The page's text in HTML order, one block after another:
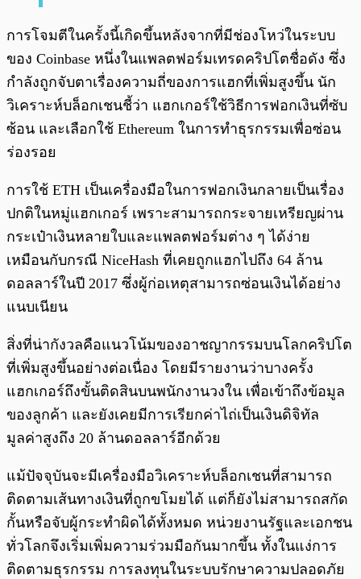
การโจมตีในครั้งนี้เกิดขึ้นหลังจากที่มีช่องโหว่ในระบบ
ของ Coinbase หนึ่งในแพลตฟอร์มเทรดคริปโตชื่อดัง ซึ่ง
กำลังถูกจับตาเรื่องความถี่ของการแฮกที่เพิ่มสูงขึ้น นัก
วิเคราะห์บล็อกเชนชี้ว่า แฮกเกอร์ใช้วิธีการฟอกเงินที่ซับ
ซ้อน และเลือกใช้ Ethereum ในการทำธุรกรรมเพื่อซ่อน
ร่องรอย
การใช้ ETH เป็นเครื่องมือในการฟอกเงินกลายเป็นเรื่อง
ปกติในหมู่แฮกเกอร์ เพราะสามารถกระจายเหรียญผ่าน
กระเป๋าเงินหลายใบและแพลตฟอร์มต่าง ๆ ได้ง่าย
เหมือนกับกรณี NiceHash ที่เคยถูกแฮกไปถึง 64 ล้าน
ดอลลาร์ในปี 2017 ซึ่งผู้ก่อเหตุสามารถซ่อนเงินได้อย่าง
แนบเนียน
สิ่งที่น่ากังวลคือแนวโน้มของอาชญากรรมบนโลกคริปโต
ที่เพิ่มสูงขึ้นอย่างต่อเนื่อง โดยมีรายงานว่าบางครั้ง
แฮกเกอร์ถึงขั้นติดสินบนพนักงานวงใน เพื่อเข้าถึงข้อมูล
ของลูกค้า และยังเคยมีการเรียกค่าไถ่เป็นเงินดิจิทัล
มูลค่าสูงถึง 20 ล้านดอลลาร์อีกด้วย
แม้ปัจจุบันจะมีเครื่องมือวิเคราะห์บล็อกเชนที่สามารถ
ติดตามเส้นทางเงินที่ถูกขโมยได้ แต่ก็ยังไม่สามารถสกัด
กั้นหรือจับผู้กระทำผิดได้ทั้งหมด หน่วยงานรัฐและเอกชน
ทั่วโลกจึงเริ่มเพิ่มความร่วมมือกันมากขึ้น ทั้งในแง่การ
ติดตามธุรกรรม การลงทุนในระบบรักษาความปลอดภัย